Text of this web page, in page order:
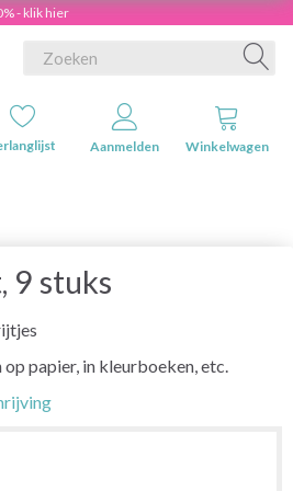
- klik hier
Aanmelden Winkelwagen
9 stuks
papier, in kleurboeken, etc.